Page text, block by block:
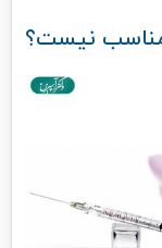
مناسب نیست؟